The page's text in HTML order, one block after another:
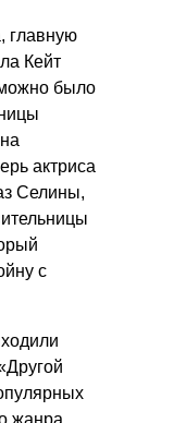
главную
Кейт
было
актриса
Селины,
с
жанра.